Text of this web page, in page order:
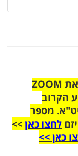
הצטרפו לקבוצת הוואטסאפ לקראת ZOOM
הקרוב
מספר
לחצו כאן>>
כאן >>